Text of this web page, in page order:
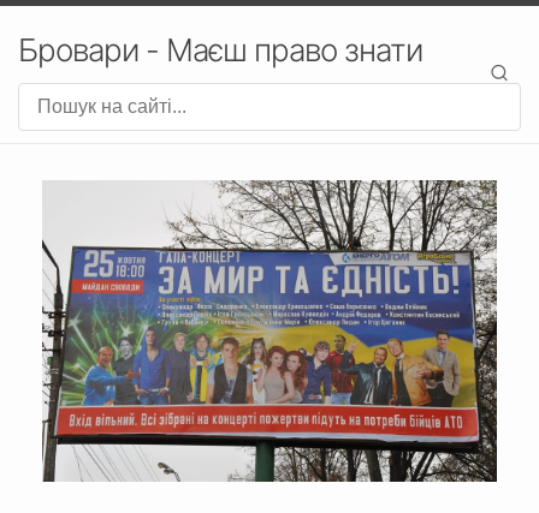
Бровари - Маєш право знати